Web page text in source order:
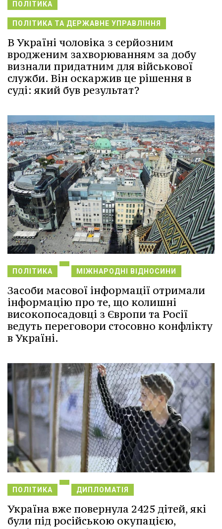
ПОЛІТИКА
ПОЛІТИКА ТА ДЕРЖАВНЕ УПРАВЛІННЯ
В Україні чоловіка з серйозним
вродженим захворюванням за добу
визнали придатним для військової
служби. Він оскаржив це рішення в
суді: який був результат?
ПОЛІТИКА МІЖНАРОДНІ ВІДНОСИНИ
Засоби масової інформації отримали
інформацію про те, що колишні
високопосадовці з Європи та Росії
ведуть переговори стосовно конфлікту
в Україні.
ПОЛІТИКА ДИПЛОМАТІЯ
Україна вже повернула 2425 дітей, які
були під російською окупацією,